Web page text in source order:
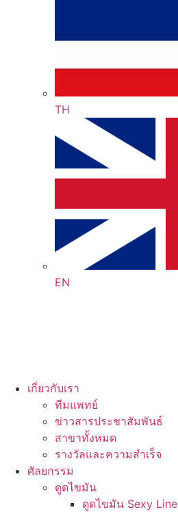
TH
EN
เกี่ยวกับเรา
ทีมแพทย์
ข่าวสารประชาสัมพันธ์
สาขาทั้งหมด
รางวัลและความสำเร็จ
ศัลยกรรม
ดูดไขมัน
ดูดไขมัน Sexy Line